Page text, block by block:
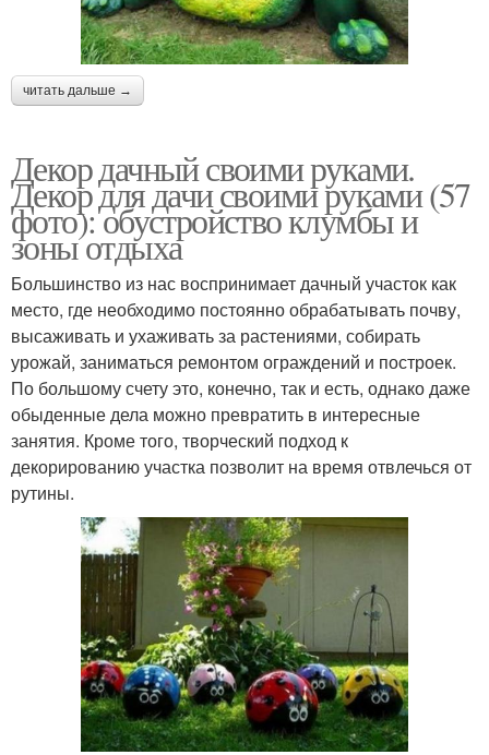
читать дальше →
Декор дачный своими руками.
Декор для дачи своими руками (57
фото): обустройство клумбы и
зоны отдыха
Большинство из нас воспринимает дачный участок как
место, где необходимо постоянно обрабатывать почву,
высаживать и ухаживать за растениями, собирать
урожай, заниматься ремонтом ограждений и построек.
По большому счету это, конечно, так и есть, однако даже
обыденные дела можно превратить в интересные
занятия. Кроме того, творческий подход к
декорированию участка позволит на время отвлечься от
рутины.